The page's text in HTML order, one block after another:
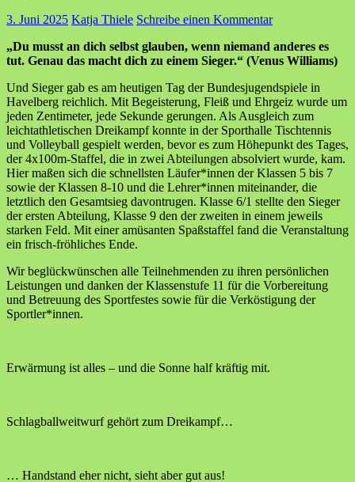
3. Juni 2025 Katja Thiele Schreibe einen Kommentar
„Du musst an dich selbst glauben, wenn niemand anderes es
tut. Genau das macht dich zu einem Sieger.“ (Venus Williams)
Und Sieger gab es am heutigen Tag der Bundesjugendspiele in
Havelberg reichlich. Mit Begeisterung, Fleiß und Ehrgeiz wurde um
jeden Zentimeter, jede Sekunde gerungen. Als Ausgleich zum
leichtathletischen Dreikampf konnte in der Sporthalle Tischtennis
und Volleyball gespielt werden, bevor es zum Höhepunkt des Tages,
der 4x100m-Staffel, die in zwei Abteilungen absolviert wurde, kam.
Hier maßen sich die schnellsten Läufer*innen der Klassen 5 bis 7
sowie der Klassen 8-10 und die Lehrer*innen miteinander, die
letztlich den Gesamtsieg davontrugen. Klasse 6/1 stellte den Sieger
der ersten Abteilung, Klasse 9 den der zweiten in einem jeweils
starken Feld. Mit einer amüsanten Spaßstaffel fand die Veranstaltung
ein frisch-fröhliches Ende.
Wir beglückwünschen alle Teilnehmenden zu ihren persönlichen
Leistungen und danken der Klassenstufe 11 für die Vorbereitung
und Betreuung des Sportfestes sowie für die Verköstigung der
Sportler*innen.
Erwärmung ist alles – und die Sonne half kräftig mit.
Schlagballweitwurf gehört zum Dreikampf…
… Handstand eher nicht, sieht aber gut aus!